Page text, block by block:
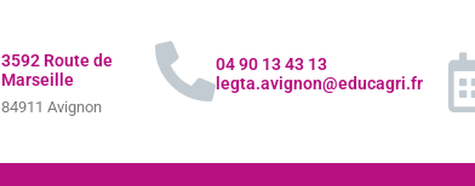
3592 Route de
Marseille
84911 Avignon
04 90 13 43 13
legta.avignon@educagri.fr